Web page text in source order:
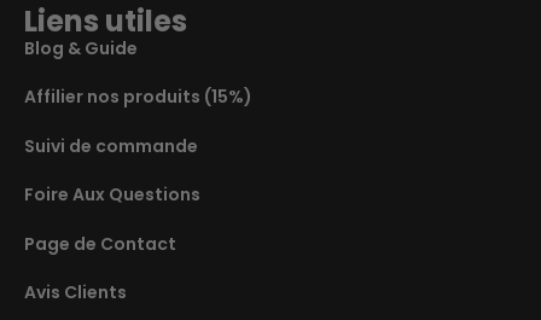
Liens utiles
Blog & Guide
Affilier nos produits (15%)
Suivi de commande
Foire Aux Questions
Page de Contact
Avis Clients